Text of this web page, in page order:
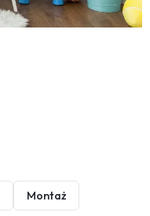
Montaż